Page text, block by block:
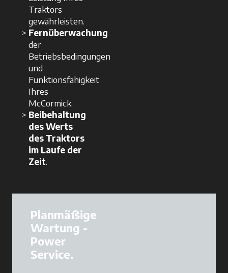
Traktors
gewährleisten.
Fernüberwachung
der
Betriebsbedingungen
und
Funktionsfähigkeit
Ihres
McCormick.
Beibehaltung
des Werts
des Traktors
im Laufe der
Zeit.
Planmäßige
Wartung -
Power
Service.